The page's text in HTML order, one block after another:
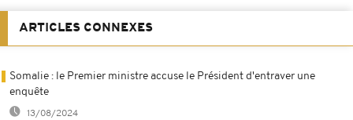
ARTICLES CONNEXES
Somalie : le Premier ministre accuse le Président d'entraver une
enquête
13/08/2024